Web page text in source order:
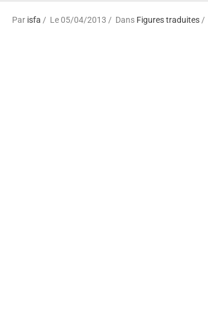
Par isfa Le 05/04/2013 Dans Figures traduites